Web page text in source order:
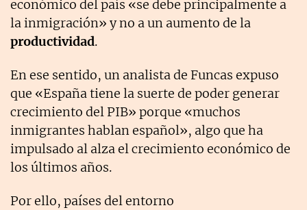
económico del país «se debe principalmente a
la inmigración» y no a un aumento de la
productividad.
En ese sentido, un analista de Funcas expuso
que «España tiene la suerte de poder generar
crecimiento del PIB» porque «muchos
inmigrantes hablan español», algo que ha
impulsado al alza el crecimiento económico de
los últimos años.
Por ello, países del entorno